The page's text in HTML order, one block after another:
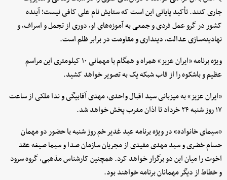
جاری کنند. تأکید پایانی این است که ستایش نام علی کافی نیست؛ آینده
کشور در گرو عمل فردی و جمعی به آموزه‌های او، دوری از تجمل و اسراف، و
نهادینه‌سازی عدالت، دینداری و مقاومت در برابر ظلم است.
ویژه برنامه «ایران عزیز» همراه و همگام با مهمانی ۱۰ کیلومتری این مراسم
عظیم و باشکوه را از قاب شبکه یک به تصویر خواهد کشید.
«ایران عزیز» به میزبانی سید اقبال واحدی، مهدی آقابیگی و ندا ملکی از ساعت
۱۷ روز شنبه ۲۴ خرداد تا اذان مغرب پخش خواهد شد.
«سیمای خانواده» در ویژه برنامه عید غدیر خم روز شنبه با حضور دو مهمان
حسام خضری و سید مهدی مفیدی از مجریان سازمان صدا و سیما صیغه عقد
اخوت را میان این دو برگزار خواهد کرد. همچنین کارشناس مذهبی، گروه سرود
و خطاط از دیگر مهمانان برنامه خواهند بود.